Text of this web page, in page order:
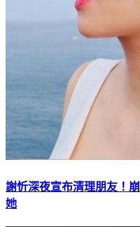
謝忻深夜宣布清理朋友！
她